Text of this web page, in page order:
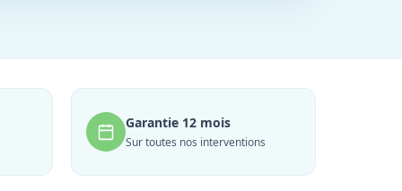
Garantie 12 mois
Sur toutes nos interventions